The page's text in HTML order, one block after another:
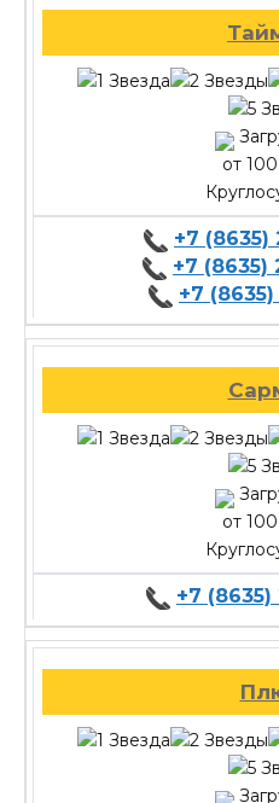
от
+7 (8635)
+7 (8635)
+7 (8635)
от
+7 (8635)